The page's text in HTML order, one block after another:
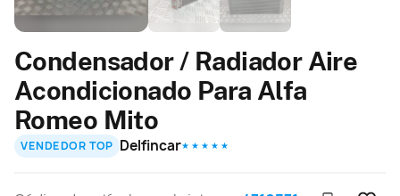
Condensador / Radiador Aire
Acondicionado Para Alfa
Romeo Mito
VENDEDOR TOP Delfincar★ ★ ★ ★ ★